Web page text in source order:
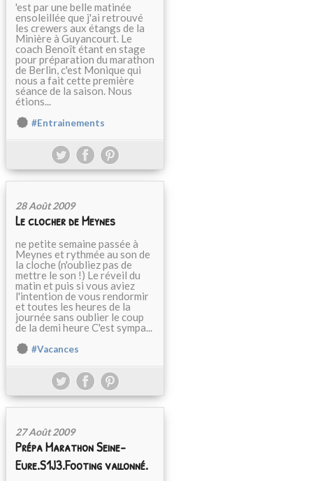
'est par une belle matinée
ensoleillée que j'ai retrouvé
les crewers aux étangs de la
Minière à Guyancourt. Le
coach Benoît étant en stage
pour préparation du marathon
de Berlin, c'est Monique qui
nous a fait cette première
séance de la saison. Nous
étions...
#Entrainements
28 Août 2009
Le clocher de Meynes
ne petite semaine passée à
Meynes et rythmée au son de
la cloche (n'oubliez pas de
mettre le son !) Le réveil du
matin et puis si vous aviez
l'intention de vous rendormir
et toutes les heures de la
journée sans oublier le coup
de la demi heure C'est sympa...
#Vacances
27 Août 2009
Prépa Marathon Seine-
Eure.S1J3.Footing vallonné.